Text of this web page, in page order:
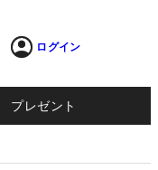
ログイン
プレゼント